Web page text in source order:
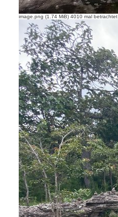
image.png (1.74 MiB) 4010 mal betrachtet